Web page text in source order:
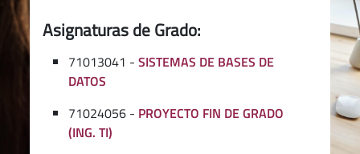
Asignaturas de Grado:
71013041 -SISTEMAS DE BASES DE
DATOS
71024056 - PROYECTO FIN DE GRADO
(ING. TI)